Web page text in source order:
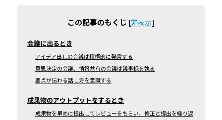
この記事のもくじ [非表示]
会議に出るとき
アイデア出しの会議は積極的に発言する
意思決定の会議、情報共有の会議は議事録を執る
要点が伝わる話し方を意識する
成果物のアウトプットをするとき
成果物を早めに提出してレビューをもらい、修正と提出を繰り返